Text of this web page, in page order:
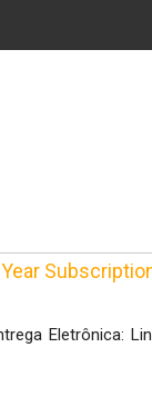
Eletrônica: